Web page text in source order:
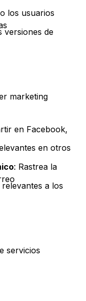
los usuarios
versiones de
marketing
en Facebook,
en otros
: Rastrea la
a los
servicios